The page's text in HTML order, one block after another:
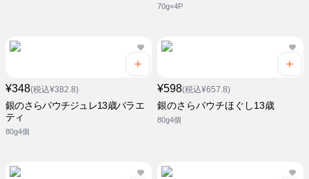
70g×4P
¥348(税込¥382.8)
銀のさらパウチジュレ13歳バラエ
ティ
80g4個
¥598(税込¥657.8)
銀のさらパウチほぐし13歳
80g4個